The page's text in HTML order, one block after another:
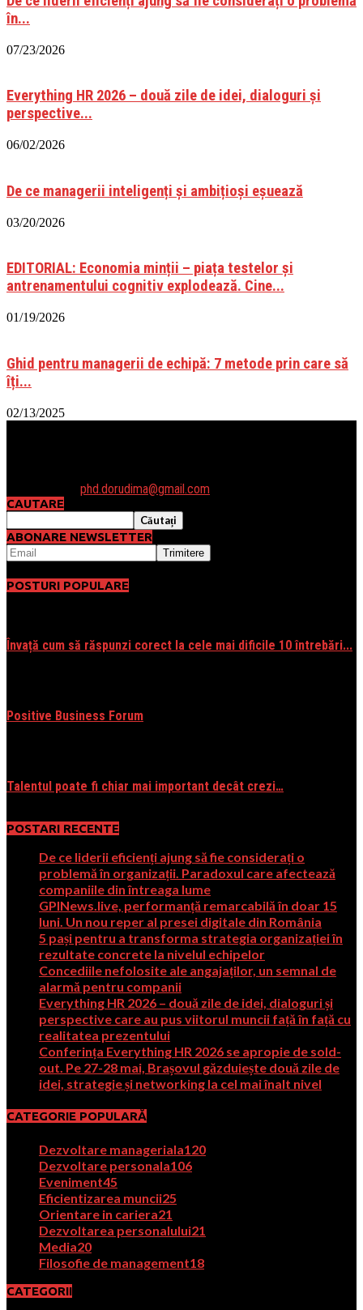
în...
07/23/2026
Everything HR 2026 – două zile de idei, dialoguri și
perspective...
06/02/2026
De ce managerii inteligenți și ambițioși eșuează
03/20/2026
EDITORIAL: Economia minții – piața testelor și
antrenamentului cognitiv explodează. Cine...
01/19/2026
Ghid pentru managerii de echipă: 7 metode prin care să
îți...
02/13/2025
phd.dorudima@gmail.com
CAUTARE
ABONARE NEWSLETTER
POSTURI POPULARE
Învață cum să răspunzi corect la cele mai dificile 10 întrebări...
Positive Business Forum
Talentul poate fi chiar mai important decât crezi…
POSTARI RECENTE
De ce liderii eficienți ajung să fie considerați o
problemă în organizații. Paradoxul care afectează
companiile din întreaga lume
GPINews.live, performanță remarcabilă în doar 15
luni. Un nou reper al presei digitale din România
5 pași pentru a transforma strategia organizației în
rezultate concrete la nivelul echipelor
Concediile nefolosite ale angajaților, un semnal de
alarmă pentru companii
Everything HR 2026 – două zile de idei, dialoguri și
perspective care au pus viitorul muncii față în față cu
realitatea prezentului
Conferința Everything HR 2026 se apropie de sold-
out. Pe 27-28 mai, Brașovul găzduiește două zile de
idei, strategie și networking la cel mai înalt nivel
CATEGORIE POPULARĂ
Dezvoltare manageriala120
Dezvoltare personala106
Eveniment45
Eficientizarea muncii25
Orientare in cariera21
Dezvoltarea personalului21
Media20
Filosofie de management18
CATEGORII